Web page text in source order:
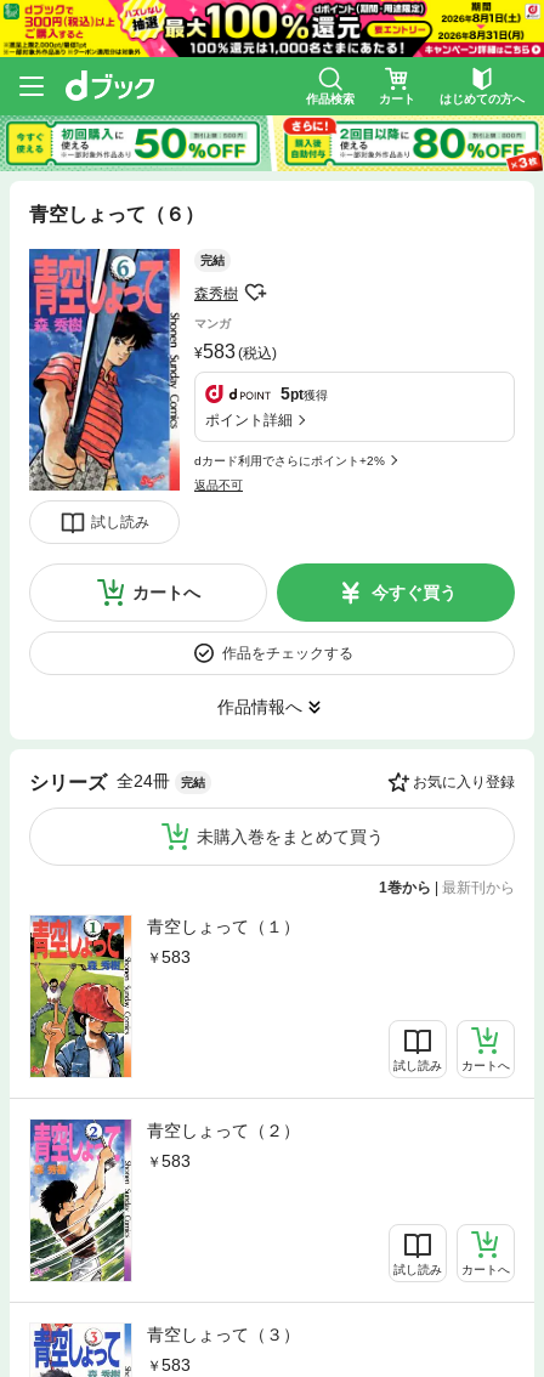
作品検索 カート はじめての方へ
青空しょって（６）
試し読み
完結
森秀樹
マンガ
583(税込)
5pt獲得
ポイント詳細
dカード利用でさらにポイント+2%
返品不可
カートへ 今すぐ買う
作品をチェックする
作品情報へ
シリーズ 全24冊 完結 お気に入り登録
未購入巻をまとめて買う
1巻から | 最新刊から
青空しょって（１）
583
試し読み カートへ
青空しょって（２）
583
試し読み カートへ
青空しょって（３）
583